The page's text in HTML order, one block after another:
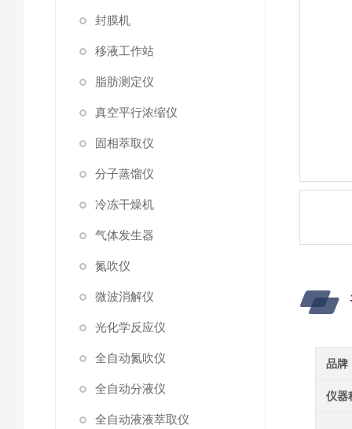
封膜机
移液工作站
脂肪测定仪
真空平行浓缩仪
固相萃取仪
分子蒸馏仪
冷冻干燥机
气体发生器
氮吹仪
微波消解仪
光化学反应仪
全自动氮吹仪
全自动分液仪
全自动液液萃取仪
品牌
仪器